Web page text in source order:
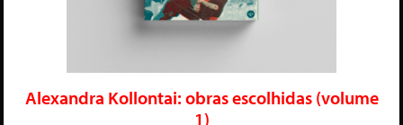
Alexandra Kollontai: obras escolhidas (volume
1)